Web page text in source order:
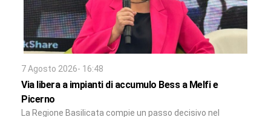
7 Agosto 2026- 16:48
Via libera a impianti di accumulo Bess a Melfi e
Picerno
La Regione Basilicata compie un passo decisivo nel